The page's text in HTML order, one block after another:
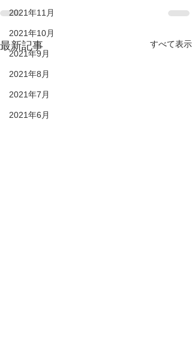
2021年11月
2021年10月
2021年9月
2021年8月
2021年7月
2021年6月
最新記事 すべて表示